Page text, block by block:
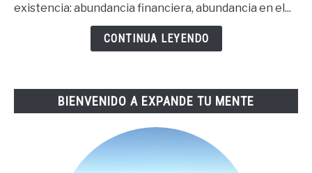
Steps
existencia: abundancia financiera, abundancia en el...
CONTINUA LEYENDO
BIENVENIDO A EXPANDE TU MENTE